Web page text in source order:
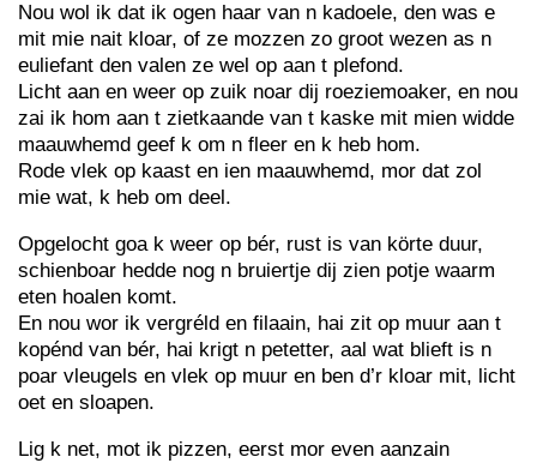
Nou wol ik dat ik ogen haar van n kadoele, den was e
mit mie nait kloar, of ze mozzen zo groot wezen as n
euliefant den valen ze wel op aan t plefond.
Licht aan en weer op zuik noar dij roeziemoaker, en nou
zai ik hom aan t zietkaande van t kaske mit mien widde
maauwhemd geef k om n fleer en k heb hom.
Rode vlek op kaast en ien maauwhemd, mor dat zol
mie wat, k heb om deel.
Opgelocht goa k weer op bér, rust is van körte duur,
schienboar hedde nog n bruiertje dij zien potje waarm
eten hoalen komt.
En nou wor ik vergréld en filaain, hai zit op muur aan t
kopénd van bér, hai krigt n petetter, aal wat blieft is n
poar vleugels en vlek op muur en ben d’r kloar mit, licht
oet en sloapen.
Lig k net, mot ik pizzen, eerst mor even aanzain